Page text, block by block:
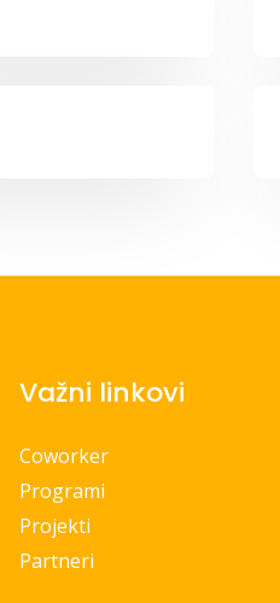
Važni linkovi
Coworker
Programi
Projekti
Partneri